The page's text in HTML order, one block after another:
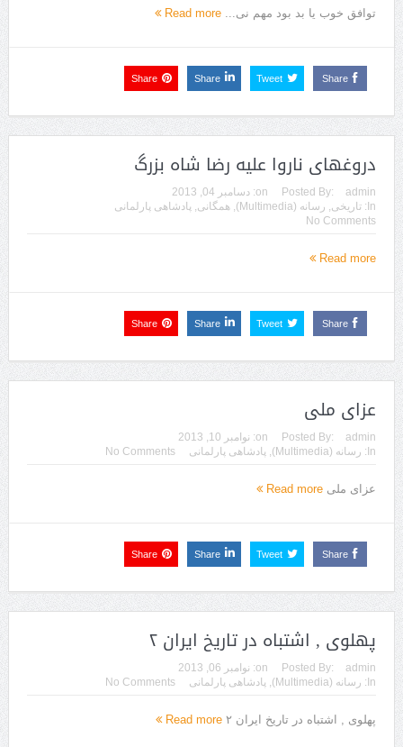
توافق خوب یا بد بود مهم نی... Read more
Share
Tweet
Share
Share
دروغهای ناروا علیه رضا شاه بزرگ‎
Posted By: admin
on: دسامبر 04, 2013
In:
تاریخی, رسانه (Multimedia) , همگانی, پادشاهی پارلمانی
No Comments
Read more
Share
Tweet
Share
Share
عزای ملی‌
Posted By: admin
on: نوامبر 10, 2013
In:
رسانه (Multimedia) , پادشاهی پارلمانی No Comments
عزای ملی‌ Read more
Share
Tweet
Share
Share
پهلوی , اشتباه در تاریخ ایران ۲
Posted By: admin
on: نوامبر 06, 2013
In:
رسانه (Multimedia) , پادشاهی پارلمانی No Comments
پهلوی , اشتباه در تاریخ ایران ۲ Read more